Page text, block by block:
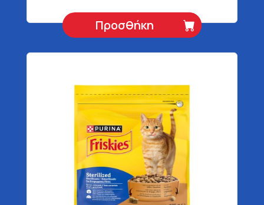
Προσθήκη